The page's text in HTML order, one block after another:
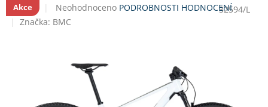
32594/L
Akce
Průměrné
hodnocení
hvězdiček.
Neohodnoceno PODROBNOSTI HODNOCENÍ
Značka: BMC